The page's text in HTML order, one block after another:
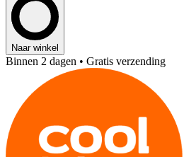
Naar winkel
Binnen 2 dagen • Gratis verzending